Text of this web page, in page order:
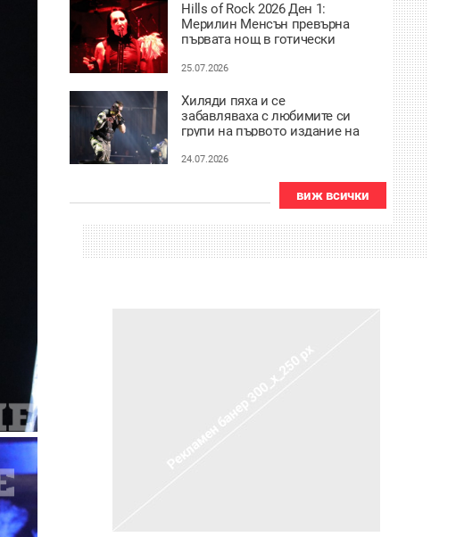
Hills of Rock 2026 Ден 1:
Мерилин Менсън превърна
първата нощ в готически
25.07.2026
Хиляди пяха и се
забавляваха с любимите си
групи на първото издание на
24.07.2026
виж всички